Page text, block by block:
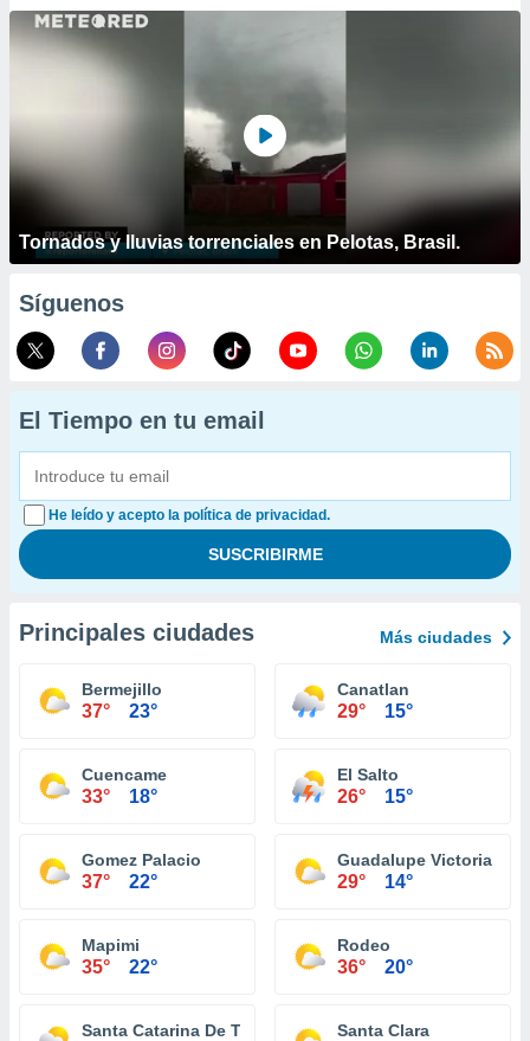
Tornados y lluvias torrenciales en Pelotas, Brasil.
Síguenos
El Tiempo en tu email
He leído y acepto la política de privacidad.
Principales ciudades Más ciudades
Bermejillo
37° 23°
Canatlan
29° 15°
Cuencame
33° 18°
El Salto
26° 15°
Gomez Palacio
37° 22°
Guadalupe Victoria
29° 14°
Mapimi
35° 22°
Rodeo
36° 20°
Santa Catarina De Tepehuanes Santa Clara